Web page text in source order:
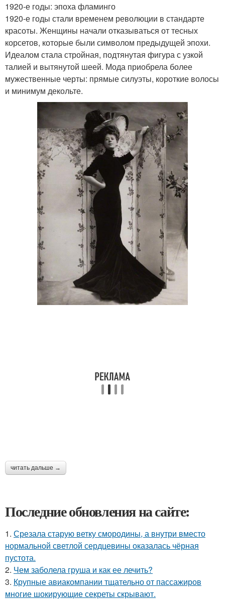
1920-е годы: эпоха фламинго
1920-е годы стали временем революции в стандарте
красоты. Женщины начали отказываться от тесных
корсетов, которые были символом предыдущей эпохи.
Идеалом стала стройная, подтянутая фигура с узкой
талией и вытянутой шеей. Мода приобрела более
мужественные черты: прямые силуэты, короткие волосы
и минимум декольте.
читать дальше →
Последние обновления на сайте:
1. Срезала старую ветку смородины, а внутри вместо
нормальной светлой сердцевины оказалась чёрная
пустота.
2. Чем заболела груша и как ее лечить?
3. Крупные авиакомпании тщательно от пассажиров
многие шокирующие секреты скрывают.